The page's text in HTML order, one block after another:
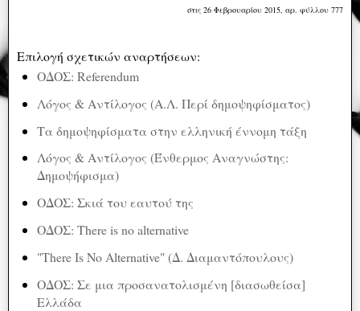
στις 26 Φεβρουαρίου 2015, αρ. φύλλου 777
Επιλογή σχετικών αναρτήσεων:
ΟΔΟΣ: Referendum
Λόγος & Αντίλογος (Α.Λ. Περί δημοψηφίσματος)
Τα δημοψηφίσματα στην ελληνική έννομη τάξη
Λόγος & Αντίλογος (Ένθερμος Αναγνώστης:
Δημοψήφισμα)
ΟΔΟΣ: Σκιά του εαυτού της
ΟΔΟΣ: There is no alternative
"There Is No Alternative" (Δ. Διαμαντόπουλους)
ΟΔΟΣ: Σε μια προσανατολισμένη [διασωθείσα]
Ελλάδα